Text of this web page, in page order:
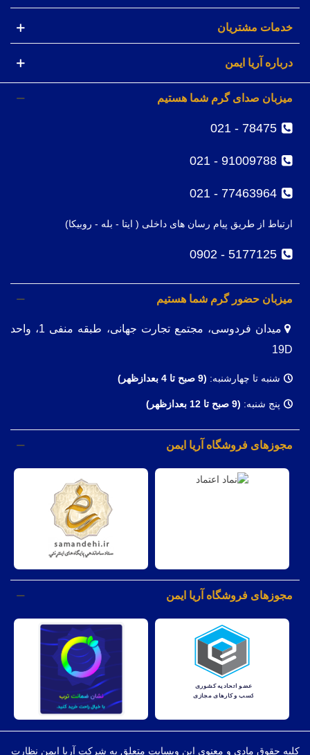
خدمات مشتریان
درباره آریا ایمن
میزبان صدای گرم شما هستیم
78475 - 021
91009788 - 021
77463964 - 021
ارتباط از طریق پیام رسان های داخلی ( ایتا - بله - روبیکا)
5177125 - 0902
میزبان حضور گرم شما هستیم
میدان فردوسی، مجتمع تجارت جهانی، طبقه منفی 1، واحد
19D
شنبه تا چهارشنبه: (9 صبح تا 4 بعدازظهر)
پنج شنبه: (9 صبح تا 12 بعدازظهر)
مجوزهای فروشگاه آریا ایمن
مجوزهای فروشگاه آریا ایمن
کليه حقوق مادی و معنوی اين وبسايت متعلق به شرکت آریا ایمن نظارت